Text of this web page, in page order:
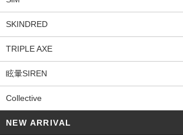
SKINDRED
TRIPLE AXE
眩暈SIREN
Collective
NEW ARRIVAL